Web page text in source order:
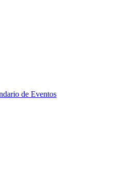
de Eventos